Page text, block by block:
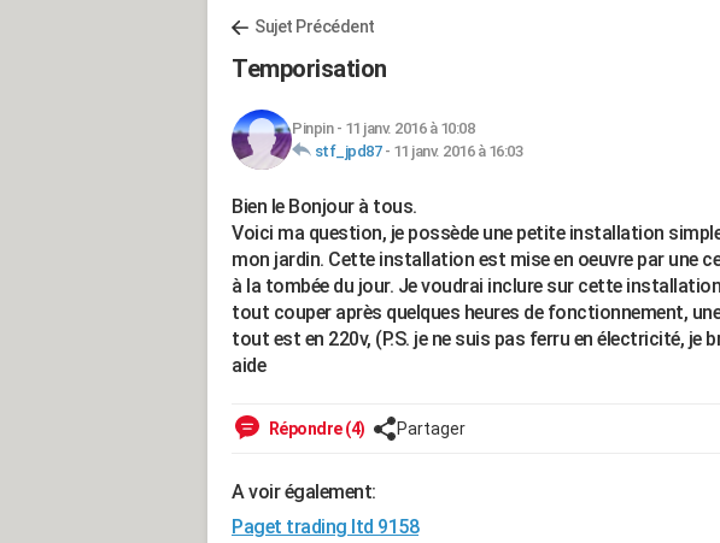
Sujet Précédent
Temporisation
Pinpin- 11 janv. 2016 à 10:08
stf_jpd87- 11 janv. 2016 à 16:03
Bien le Bonjour à tous.
Voici ma question, je possède une petite installation
mon jardin. Cette installation est mise en oeuvre par une
à la tombée du jour. Je voudrai inclure sur cette
tout couper après quelques heures de fonctionnement,
tout est en 220v, (P.S. je ne suis pas ferru en électricité,
aide
Répondre (4) Partager
A voir également:
Paget trading ltd 9158